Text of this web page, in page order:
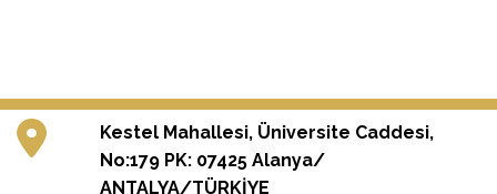
Kestel Mahallesi, Üniversite Caddesi,
No:179 PK: 07425 Alanya/
ANTALYA/TÜRKİYE